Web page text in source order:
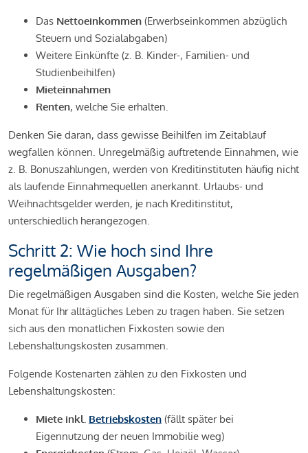
Das Nettoeinkommen (Erwerbseinkommen abzüglich
Steuern und Sozialabgaben)
Weitere Einkünfte (z. B. Kinder-, Familien- und
Studienbeihilfen)
Mieteinnahmen
Renten, welche Sie erhalten.
Denken Sie daran, dass gewisse Beihilfen im Zeitablauf
wegfallen können. Unregelmäßig auftretende Einnahmen, wie
z. B. Bonuszahlungen, werden von Kreditinstituten häufig nicht
als laufende Einnahmequellen anerkannt. Urlaubs- und
Weihnachtsgelder werden, je nach Kreditinstitut,
unterschiedlich herangezogen.
Schritt 2: Wie hoch sind Ihre
regelmäßigen Ausgaben?
Die regelmäßigen Ausgaben sind die Kosten, welche Sie jeden
Monat für Ihr alltägliches Leben zu tragen haben. Sie setzen
sich aus den monatlichen Fixkosten sowie den
Lebenshaltungskosten zusammen.
Folgende Kostenarten zählen zu den Fixkosten und
Lebenshaltungskosten:
Miete inkl. Betriebskosten (fällt später bei
Eigennutzung der neuen Immobilie weg)